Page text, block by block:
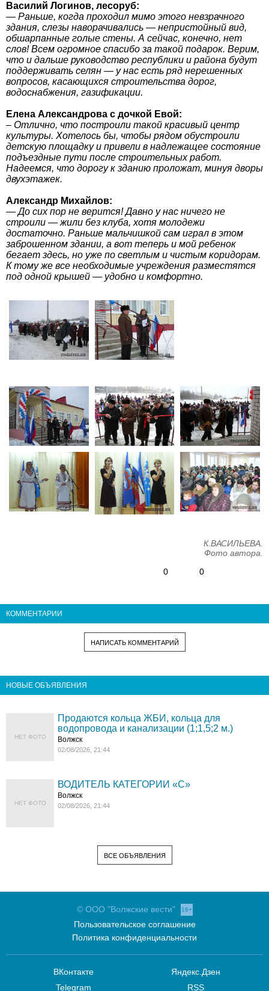
Василий Логинов, лесоруб:
— Раньше, когда проходил мимо этого невзрачного
здания, слезы наворачивались — непристойный вид,
обшарпанные голые стены. А сейчас, конечно, нет
слов! Всем огромное спасибо за такой подарок. Верим,
что и дальше руководство республики и района будут
поддерживать селян — у нас есть ряд нерешенных
вопросов, касающихся строительства дорог,
водоснабжения, газификации.
Елена Александрова с дочкой Евой:
– Отлично, что построили такой красивый центр
культуры. Хотелось бы, чтобы рядом обустроили
детскую площадку и привели в надлежащее состояние
подъездные пути после строительных работ.
Надеемся, что дорогу к зданию проложат, минуя дворы
двухэтажек.
Александр Михайлов:
— До сих пор не верится! Давно у нас ничего не
строили — жили без клуба, хотя молодежи
достаточно. Раньше мальчишкой сам играл в этом
заброшенном здании, а вот теперь и мой ребенок
бегает здесь, но уже по светлым и чистым коридорам.
К тому же все необходимые учреждения разместятся
под одной крышей — удобно и комфортно.
К.ВАСИЛЬЕВА.
Фото автора.
0
0
КОММЕНТАРИИ
НАПИСАТЬ КОММЕНТАРИЙ
НОВЫЕ ОБЪЯВЛЕНИЯ
НЕТ ФОТО
Продаются кольца ЖБИ, кольца для
водопровода и канализации (1;1,5;2 м.)
Волжск
02/08/2026, 21:44
НЕТ ФОТО
ВОДИТЕЛЬ КАТЕГОРИИ «C»
Волжск
02/08/2026, 21:44
ВСЕ ОБЪЯВЛЕНИЯ
© ООО "Волжские вести" 16+
Пользовательское соглашение
Политика конфиденциальности
ВКонтакте
Telegram
Яндекс.Дзен
RSS